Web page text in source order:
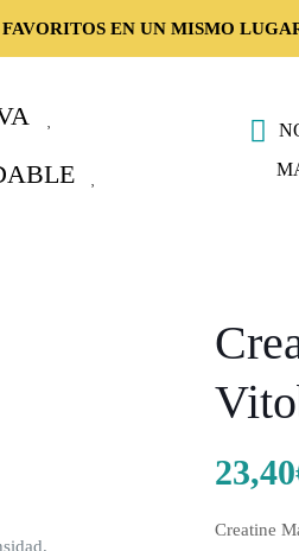
FAVORITOS EN UN MISMO
23,40
Creatine